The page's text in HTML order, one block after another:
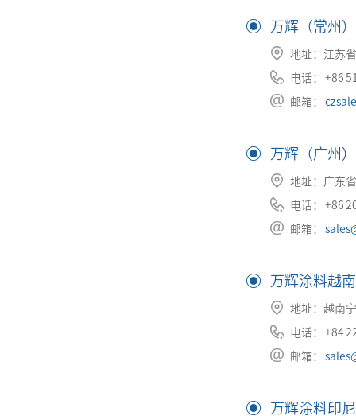
万辉（常州
地址：江苏
电话： +86
邮箱：
万辉（广州
地址：广东
电话： +86
邮箱：
万辉涂料越
地址：越南
电话： +84
邮箱：
万辉涂料印